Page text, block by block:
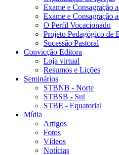
Exame e Consagração
Exame e Consagração
O Perfil Vocacionado
Projeto Pedagógico de
Sucessão Pastoral
Convicção Editora
Loja virtual
Resumos e Lições
Seminários
STBNB - Norte
STBSB - Sul
STBE - Equatorial
Mídia
Artigos
Fotos
Vídeos
Notícias